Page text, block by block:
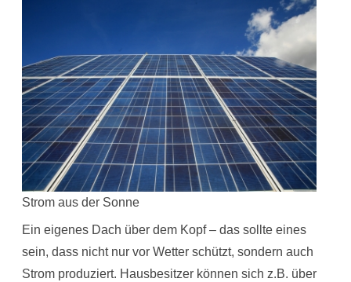
Strom aus der Sonne
Ein eigenes Dach über dem Kopf – das sollte eines
sein, dass nicht nur vor Wetter schützt, sondern auch
Strom produziert. Hausbesitzer können sich z.B. über